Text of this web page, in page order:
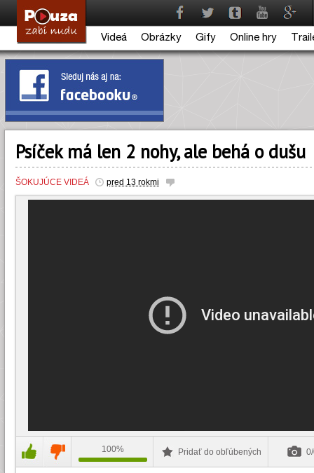
Videá Obrázky Gify Online hry
Psíček má len 2 nohy, ale behá o dušu
ŠOKUJÚCE VIDEÁ pred 13 rokmi
100% Pridať do obľúbených